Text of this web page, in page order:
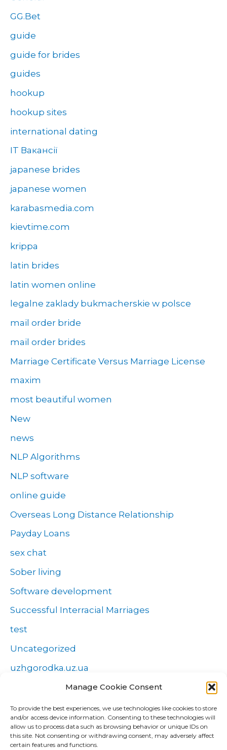
Manage Cookie Consent
To provide the best experiences, we use technologies like cookies to store
and/or access device information. Consenting to these technologies will
allow us to process data such as browsing behavior or unique IDs on
this site. Not consenting or withdrawing consent, may adversely affect
certain features and functions.
GG.Bet
guide
guide for brides
guides
hookup
hookup sites
international dating
IT Вакансії
japanese brides
japanese women
karabasmedia.com
kievtime.com
krippa
latin brides
latin women online
legalne zaklady bukmacherskie w polsce
mail order bride
mail order brides
Marriage Certificate Versus Marriage License
maxim
most beautiful women
New
news
NLP Algorithms
NLP software
online guide
Overseas Long Distance Relationship
Payday Loans
sex chat
Sober living
Software development
Successful Interracial Marriages
test
Uncategorized
uzhgorodka.uz.ua
Wszystko o zakładach
Zakłady
попа